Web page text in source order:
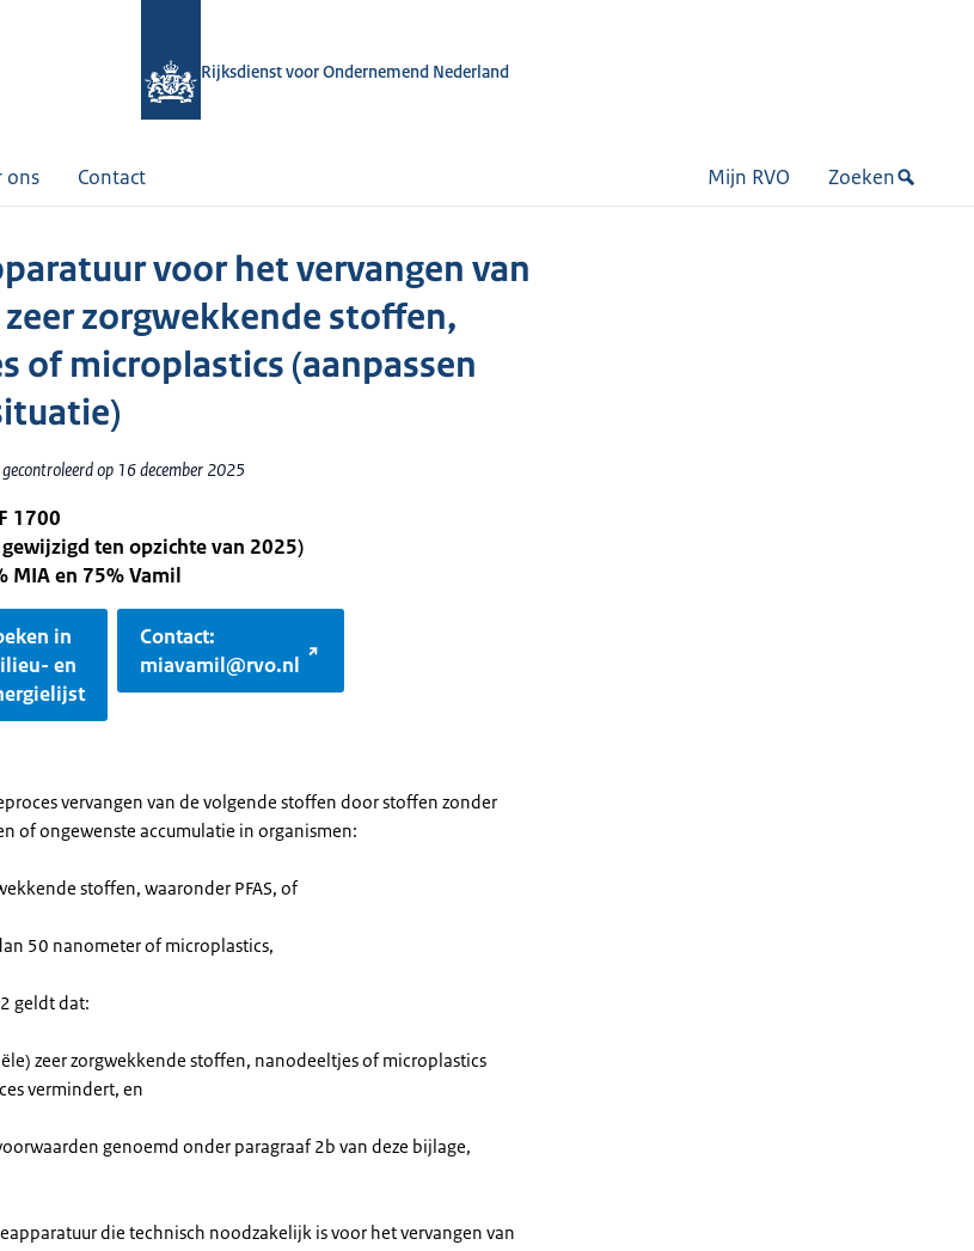
Rijksdienst voor Ondernemend Nederland
ons Contact Mijn RVO Zoeken
voor het vervangen van
zorgwekkende stoffen,
of microplastics (aanpassen
op 16 december 2025
1700
ten opzichte van 2025)
MIA en 75% Vamil
in
en
Contact:
miavamil@rvo.nl
vervangen van de volgende stoffen door stoffen zonder
of ongewenste accumulatie in organismen:
stoffen, waaronder PFAS, of
50 nanometer of microplastics,
geldt dat:
zeer zorgwekkende stoffen, nanodeeltjes of microplastics
vermindert, en
genoemd onder paragraaf 2b van deze bijlage,
die technisch noodzakelijk is voor het vervangen van